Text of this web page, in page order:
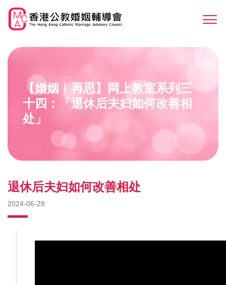
main
【婚姻︳再思】网上教室系列三
十四：「退休后夫妇如何改善相
处」
退休后夫妇如何改善相处
2024-06-28